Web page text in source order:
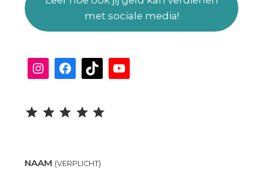
met sociale media!
Instagram
Facebook
TikTokYouTube
NAAM (VERPLICHT)